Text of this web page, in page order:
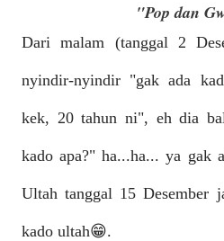
"Pop dan
Dari malam (tanggal 2
nyindir-nyindir "gak ada
kek, 20 tahun ni", eh dia
kado apa?" ha...ha... ya gak
Ultah tanggal 15 Desember
kado ultah😁.